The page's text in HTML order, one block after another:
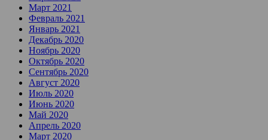
Март 2021
Февраль 2021
Январь 2021
Декабрь 2020
Ноябрь 2020
Октябрь 2020
Сентябрь 2020
Август 2020
Июль 2020
Июнь 2020
Май 2020
Апрель 2020
Март 2020